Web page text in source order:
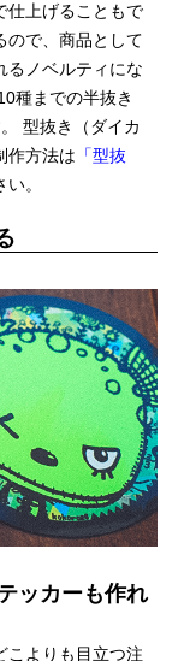
仕上げることもで
ので、商品として
るノベルティにな
種までの半抜き
型抜き（ダイカ
作方法は 「型抜
。
ッカーも作れ
こよりも目立つ注